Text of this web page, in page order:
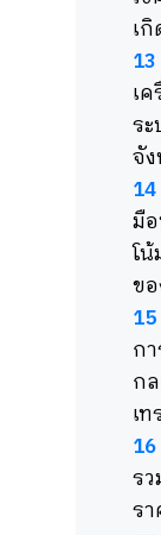
เ
เ
ร
จั
มื
โ
ข
ก
ก
เ
ร
ร